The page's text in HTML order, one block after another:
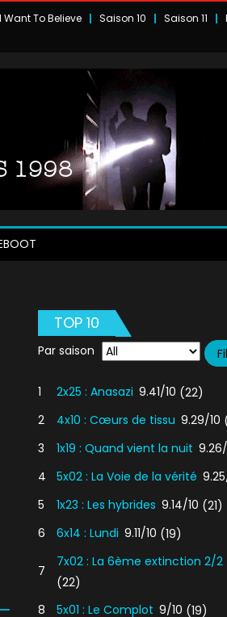
I Want To Believe Saison 10 Saison 11
TOP 10
Par saison
1 2x25 : Anasazi 9.41/10 (22)
2
4x10 : Cœurs de tissu 9.29/10
3
1x19 : Quand vient la nuit
4
5x02 : La Voie de la vérité
5
1x23 : Les hybrides 9.14/10 (21)
6
6x14 : Lundi 9.11/10 (19)
7
7x02 : La 6ème extinction 2/2
(22)
8
5x01 : Le Complot 9/10 (19)